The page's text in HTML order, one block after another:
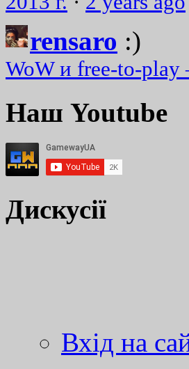
rensaro :)
WoW и free-to-play
Наш Youtube
Дискусії
Вхід на